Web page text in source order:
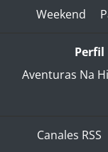
Weekend
Perfil
Aventuras Na
Canales RSS